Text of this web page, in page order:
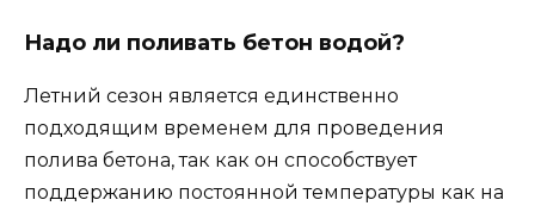
Надо ли поливать бетон водой?
Летний сезон является единственно
подходящим временем для проведения
полива бетона, так как он способствует
поддержанию постоянной температуры как на